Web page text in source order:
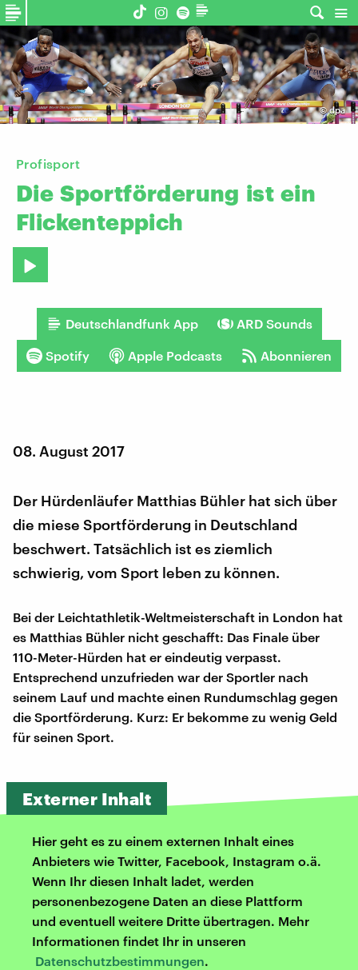
©dpa
Profisport
​Die Sportförderung ist ein
Flickenteppich
Deutschlandfunk App ARD Sounds
Spotify Apple Podcasts Abonnieren
08. August 2017
Der Hürdenläufer Matthias Bühler hat sich über
die miese Sportförderung in Deutschland
beschwert. Tatsächlich ist es ziemlich
schwierig, vom Sport leben zu können.
Bei der Leichtathletik-Weltmeisterschaft in London hat
es Matthias Bühler nicht geschafft: Das Finale über
110-Meter-Hürden hat er eindeutig verpasst.
Entsprechend unzufrieden war der Sportler nach
seinem Lauf und machte einen Rundumschlag gegen
die Sportförderung. Kurz: Er bekomme zu wenig Geld
für seinen Sport.
Externer Inhalt
Hier geht es zu einem externen Inhalt eines
Anbieters wie Twitter, Facebook, Instagram o.ä.
Wenn Ihr diesen Inhalt ladet, werden
personenbezogene Daten an diese Plattform
und eventuell weitere Dritte übertragen. Mehr
Informationen findet Ihr in unseren
Datenschutzbestimmungen.